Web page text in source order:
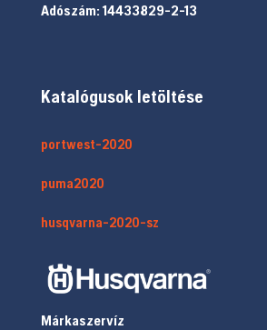
Adószám: 14433829-2-13
Katalógusok letöltése
portwest-2020
puma2020
husqvarna-2020-sz
Márkaszervíz